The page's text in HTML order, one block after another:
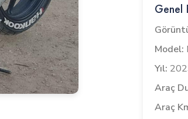
Genel
Model:
Yıl:
Araç
Araç